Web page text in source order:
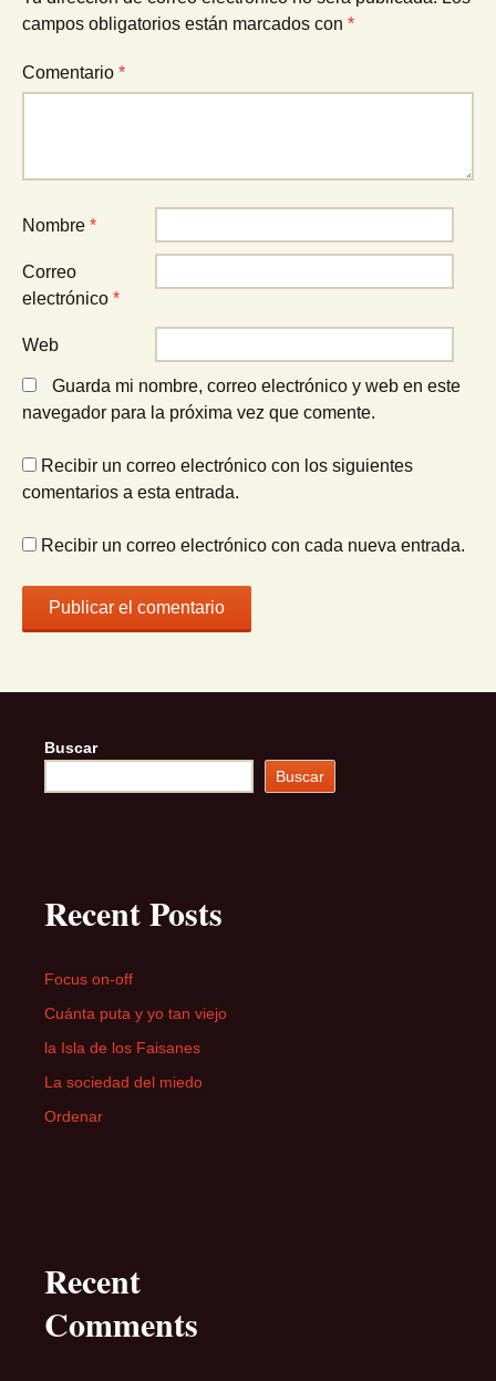
campos obligatorios están marcados con *
Comentario *
Nombre *
Correo
electrónico *
Web
Guarda mi nombre, correo electrónico y web en este
navegador para la próxima vez que comente.
Recibir un correo electrónico con los siguientes
comentarios a esta entrada.
Recibir un correo electrónico con cada nueva entrada.
Buscar
Buscar
Recent Posts
Focus on-off
Cuánta puta y yo tan viejo
la Isla de los Faisanes
La sociedad del miedo
Ordenar
Recent
Comments